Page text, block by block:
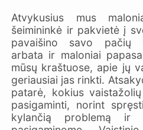
Atvykusius mus
šeimininkė ir pakvietė į
pavaišino savo pačių
arbata ir maloniai
mūsų kraštuose, apie jų
geriausiai jas rinkti.
patarė, kokius
pasigaminti, norint
kylančią problemą